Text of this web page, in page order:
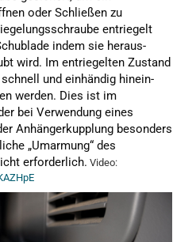
oder Schließen zu
entriegelt
indem sie heraus-
wird. Im entriegelten Zustand
und einhändig hinein-
werden. Dies ist im
bei Verwendung eines
Anhängerkupplung besonders
„Umarmung“ des
erforderlich. Video: